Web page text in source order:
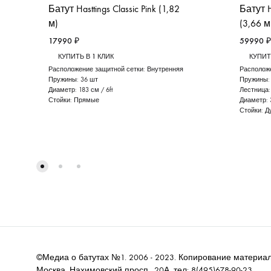
Батут Hasttings Classic Pink (1,82
м)
17990 ₽
КУПИТЬ В 1 КЛИК
Расположение защитной сетки: Внутренняя
Пружины: 36 шт
Диаметр: 183 см / 6ft
Стойки: Прямые
Батут
(3,66
59990 ₽
Пружины:
Диаметр:
Стойки:
©Медиа о батутах №1. 2006 - 2023. Копирование